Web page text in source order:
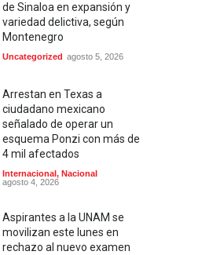
de Sinaloa en expansión y
variedad delictiva, según
Montenegro
Uncategorized agosto 5, 2026
Arrestan en Texas a
ciudadano mexicano
señalado de operar un
esquema Ponzi con más de
4 mil afectados
Internacional, Nacional
agosto 4, 2026
Aspirantes a la UNAM se
movilizan este lunes en
rechazo al nuevo examen